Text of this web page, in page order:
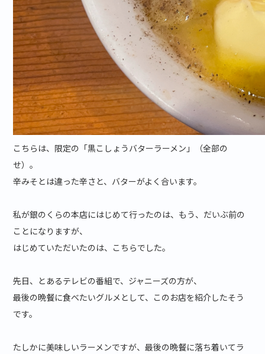
こちらは、限定の「黒こしょうバターラーメン」（全部の
せ）。
辛みそとは違った辛さと、バターがよく合います。
私が銀のくらの本店にはじめて行ったのは、もう、だいぶ前の
ことになりますが、
はじめていただいたのは、こちらでした。
先日、とあるテレビの番組で、ジャニーズの方が、
最後の晩餐に食べたいグルメとして、このお店を紹介したそう
です。
たしかに美味しいラーメンですが、最後の晩餐に落ち着いてラ